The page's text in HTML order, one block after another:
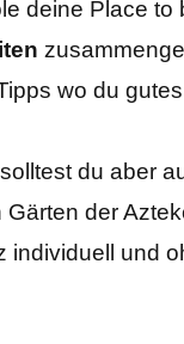
deine Place to
wo du
solltest du aber
der
und